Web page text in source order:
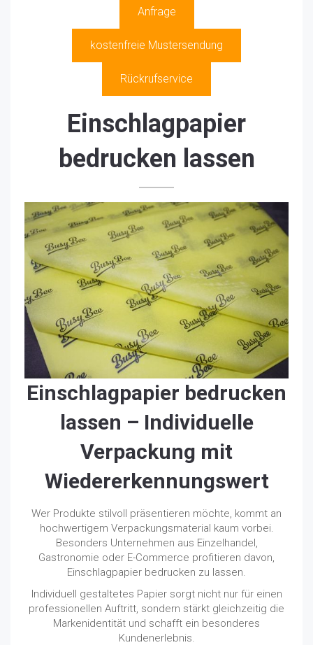
Anfrage
kostenfreie Mustersendung
Rückrufservice
Einschlagpapier
bedrucken lassen
Einschlagpapier bedrucken
lassen – Individuelle
Verpackung mit
Wiedererkennungswert
Wer Produkte stilvoll präsentieren möchte, kommt an
hochwertigem Verpackungsmaterial kaum vorbei.
Besonders Unternehmen aus Einzelhandel,
Gastronomie oder E-Commerce profitieren davon,
Einschlagpapier bedrucken zu lassen.
Individuell gestaltetes Papier sorgt nicht nur für einen
professionellen Auftritt, sondern stärkt gleichzeitig die
Markenidentität und schafft ein besonderes
Kundenerlebnis.